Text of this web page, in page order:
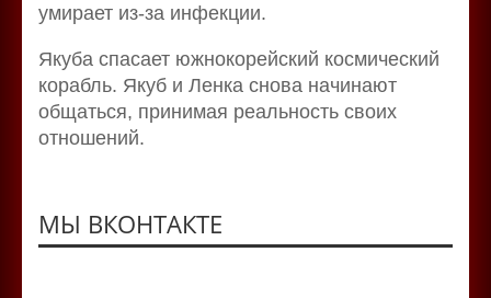
умирает из-за инфекции.
Якуба спасает южнокорейский космический
корабль. Якуб и Ленка снова начинают
общаться, принимая реальность своих
отношений.
МЫ ВКОНТАКТЕ